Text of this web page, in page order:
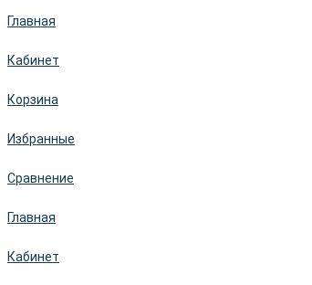
Главная
Кабинет
Корзина
Избранные
Сравнение
Главная
Кабинет